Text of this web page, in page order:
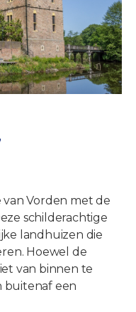
Vorden met de
schilderachtige
landhuizen die
Hoewel de
van binnen te
buitenaf een